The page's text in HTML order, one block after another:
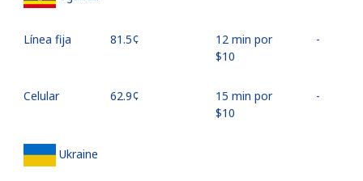
Línea fija ⁦81.5¢⁩
12 min por
⁦$10⁩
-
Celular ⁦62.9¢⁩
15 min por
⁦$10⁩
-
Ukraine